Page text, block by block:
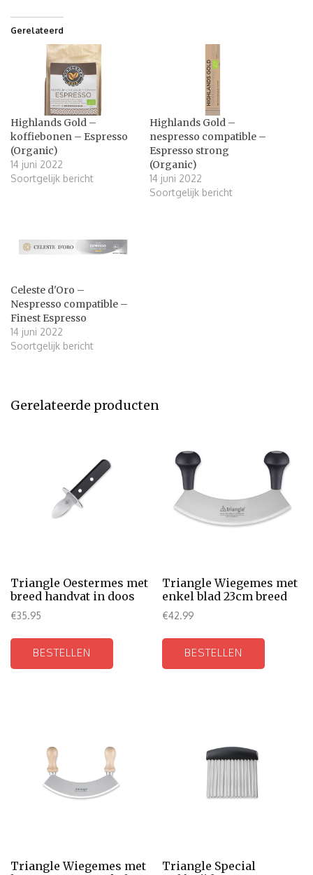
Gerelateerd
Highlands Gold –
koffiebonen – Espresso
(Organic)
14 juni 2022
Soortgelijk bericht
Highlands Gold –
nespresso compatible –
Espresso strong
(Organic)
14 juni 2022
Soortgelijk bericht
Celeste d'Oro –
Nespresso compatible –
Finest Espresso
14 juni 2022
Soortgelijk bericht
Gerelateerde producten
Triangle Oestermes met
breed handvat in doos
€35.95
BESTELLEN
Triangle Wiegemes met
enkel blad 23cm breed
€42.99
BESTELLEN
Triangle Wiegemes met
Triangle Special